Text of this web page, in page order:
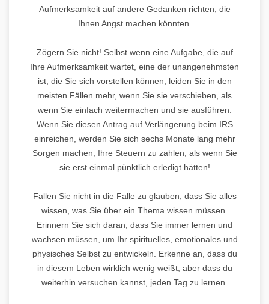
Aufmerksamkeit auf andere Gedanken richten, die
Ihnen Angst machen könnten.
Zögern Sie nicht! Selbst wenn eine Aufgabe, die auf
Ihre Aufmerksamkeit wartet, eine der unangenehmsten
ist, die Sie sich vorstellen können, leiden Sie in den
meisten Fällen mehr, wenn Sie sie verschieben, als
wenn Sie einfach weitermachen und sie ausführen.
Wenn Sie diesen Antrag auf Verlängerung beim IRS
einreichen, werden Sie sich sechs Monate lang mehr
Sorgen machen, Ihre Steuern zu zahlen, als wenn Sie
sie erst einmal pünktlich erledigt hätten!
Fallen Sie nicht in die Falle zu glauben, dass Sie alles
wissen, was Sie über ein Thema wissen müssen.
Erinnern Sie sich daran, dass Sie immer lernen und
wachsen müssen, um Ihr spirituelles, emotionales und
physisches Selbst zu entwickeln. Erkenne an, dass du
in diesem Leben wirklich wenig weißt, aber dass du
weiterhin versuchen kannst, jeden Tag zu lernen.